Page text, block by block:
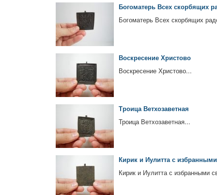
Богоматерь Всех скорбящих
Богоматерь Всех скорбящих
Воскресение Христово
Воскресение Христово...
Троица Ветхозаветная
Троица Ветхозаветная...
Кирик и Иулитта с
Кирик и Иулитта с избранными